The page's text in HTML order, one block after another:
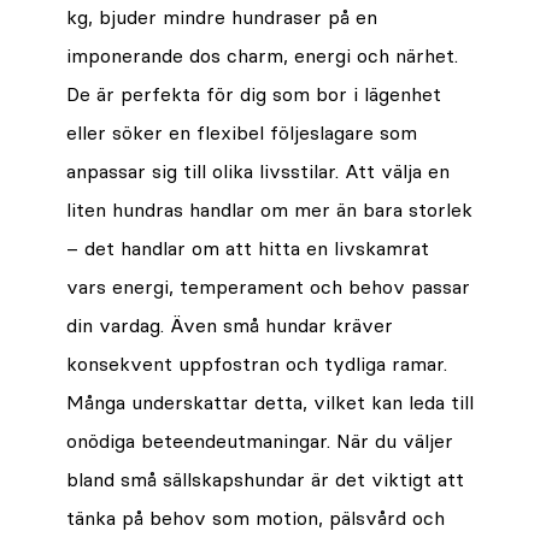
kg, bjuder mindre hundraser på en
imponerande dos charm, energi och närhet.
De är perfekta för dig som bor i lägenhet
eller söker en flexibel följeslagare som
anpassar sig till olika livsstilar. Att välja en
liten hundras handlar om mer än bara storlek
– det handlar om att hitta en livskamrat
vars energi, temperament och behov passar
din vardag. Även små hundar kräver
konsekvent uppfostran och tydliga ramar.
Många underskattar detta, vilket kan leda till
onödiga beteendeutmaningar. När du väljer
bland små sällskapshundar är det viktigt att
tänka på behov som motion, pälsvård och